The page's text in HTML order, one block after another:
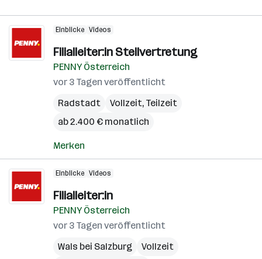
Einblicke Videos
Filialleiter:in Stellvertretung
PENNY Österreich
vor 3 Tagen veröffentlicht
Radstadt
Vollzeit, Teilzeit
ab 2.400 € monatlich
Merken
Einblicke Videos
Filialleiter:in
PENNY Österreich
vor 3 Tagen veröffentlicht
Wals bei Salzburg
Vollzeit